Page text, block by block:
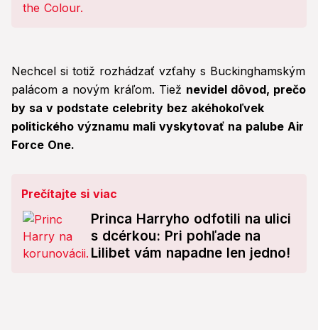
Nechcel si totiž rozhádzať vzťahy s Buckinghamským
palácom a novým kráľom. Tiež nevidel dôvod, prečo
by sa v podstate celebrity bez akéhokoľvek
politického významu mali vyskytovať na palube Air
Force One.
Prečítajte si viac
Princa Harryho odfotili na ulici
s dcérkou: Pri pohľade na
Lilibet vám napadne len jedno!